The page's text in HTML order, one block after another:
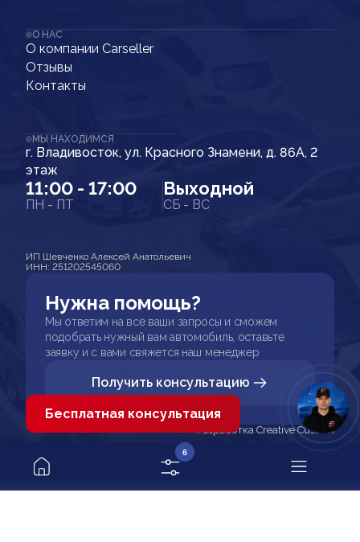
О НАС
О компании Carseller
Отзывы
Контакты
МЫ НАХОДИМСЯ
г. Владивосток, ул. Красного Знамени, д. 86А, 2
этаж
11:00 - 17:00
ПН - ПТ
Выходной
СБ - ВС
ИП Шевченко Алексей Анатольевич
ИНН: 251202545060
Нужна помощь?
Мы ответим на все ваши запросы и сможем
подобрать нужный вам автомобиль, оставьте
заявку и с вами свяжется наш менеджер
Получить консультацию
Разработка Creative Custom
6
Бесплатная консультация